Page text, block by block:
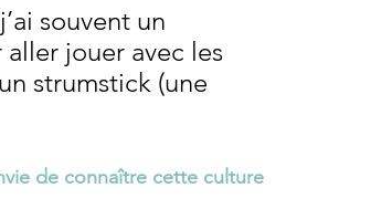
souvent un
jouer avec les
strumstick (une
de connaître cette culture